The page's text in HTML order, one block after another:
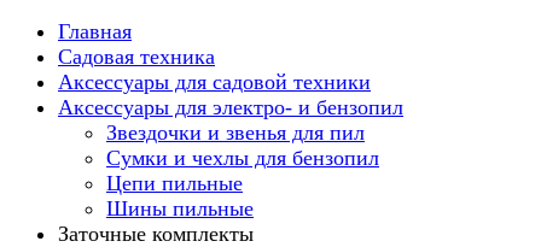
Главная
Садовая техника
Аксессуары для садовой техники
Аксессуары для электро- и бензопил
Звездочки и звенья для пил
Сумки и чехлы для бензопил
Цепи пильные
Шины пильные
Заточные комплекты